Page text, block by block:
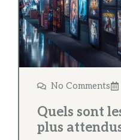
No Comments
Quels sont
plus